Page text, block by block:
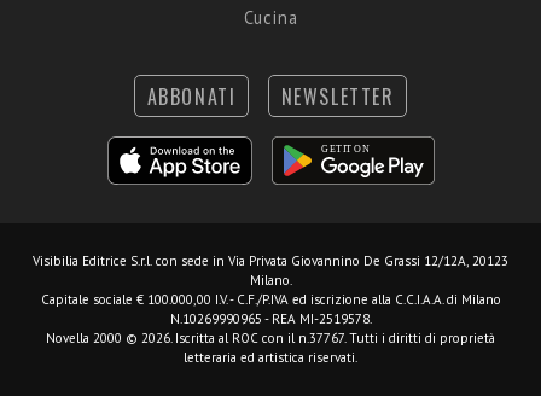
Cucina
ABBONATI NEWSLETTER
Visibilia Editrice S.r.l. con sede in Via Privata Giovannino De Grassi 12/12A, 20123
Milano.
Capitale sociale € 100.000,00 I.V. - C.F./P.IVA ed iscrizione alla C.C.I.A.A. di Milano
N.10269990965 - REA MI-2519578.
Novella 2000 © 2026. Iscritta al ROC con il n.37767. Tutti i diritti di proprietà
letteraria ed artistica riservati.